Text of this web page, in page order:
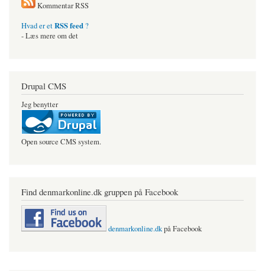
Kommentar RSS
Hvad er etRSS feed ?
- Læs mere om det
Drupal CMS
Jeg benytter
Open source CMS system.
Find denmarkonline.dk gruppen på Facebook
denmarkonline.dkpå Facebook